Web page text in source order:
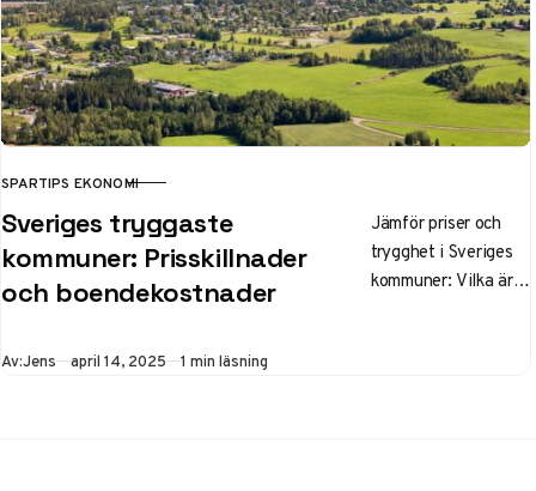
KATEGORI
SPARTIPS EKONOMI
Sveriges tryggaste
kommuner: Prisskillnader
och boendekostnader
Jämför priser och
trygghet i Sveriges
kommuner: Vilka är
Av:Jens Publicerad
april 14, 2025 1 min läsning